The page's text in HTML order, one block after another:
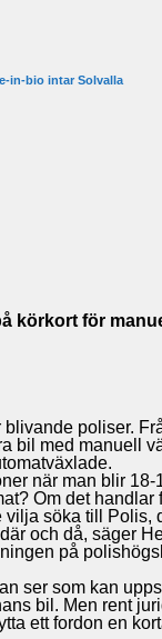
in-bio intar Solvalla
körkort för
poliser.
bil med manuell
när man blir 18-
Om det handlar
söka till Polis,
och då, säger
på
ser som kan
bil. Men rent
ett fordon en